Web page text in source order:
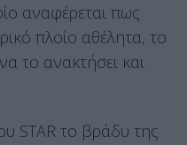
αναφέρεται πως
πλοίο αθέλητα, το
το ανακτήσει και
STAR το βράδυ της